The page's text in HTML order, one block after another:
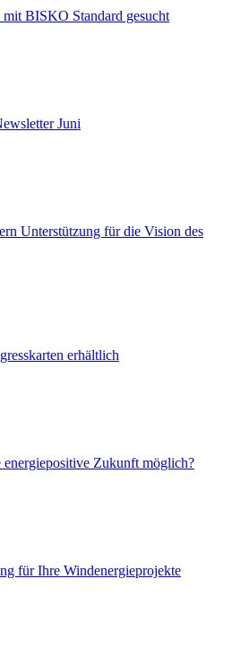
BISKO Standard gesucht
Juni
Unterstützung für die Vision des
erhältlich
energiepositive Zukunft möglich?
für Ihre Windenergieprojekte